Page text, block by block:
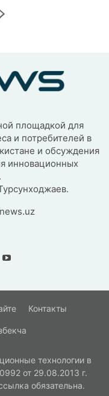
площадкой для
и потребителей в
и обсуждения
инновационных
Контакты
технологии в
от 29.08.2013 г.
обязательна.